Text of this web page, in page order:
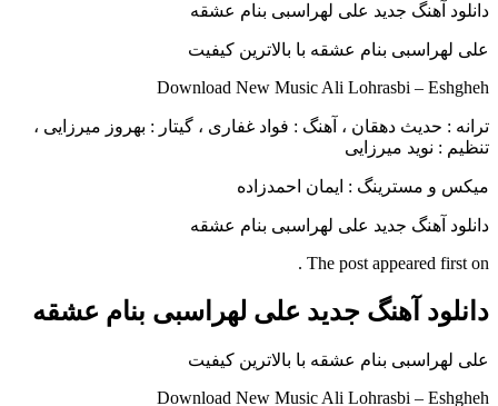
دانلود آهنگ جدید علی لهراسبی بنام عشقه
علی لهراسبی بنام عشقه با بالاترین کیفیت
Download New Music Ali Lohrasbi – Eshgheh
ترانه : حدیث دهقان ، آهنگ : فواد غفاری ، گیتار : بهروز میرزایی ،
تنظیم : نوید میرزایی
میکس و مسترینگ : ایمان احمدزاده
دانلود آهنگ جدید علی لهراسبی بنام عشقه
The post appeared first on .
دانلود آهنگ جدید علی لهراسبی بنام عشقه
علی لهراسبی بنام عشقه با بالاترین کیفیت
Download New Music Ali Lohrasbi – Eshgheh